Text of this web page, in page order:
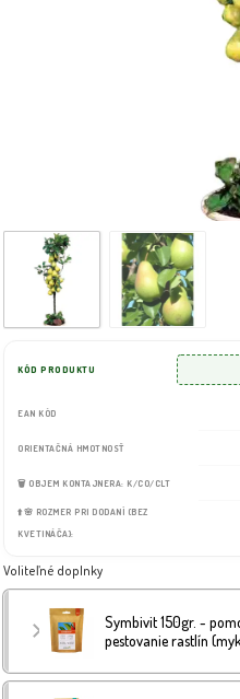
KÓD PRODUKTU
EAN KÓD
ORIENTAČNÁ HMOTNOSŤ
🗑️ OBJEM KONTAJNERA: K/CO/CLT
⬆️🌸 ROZMER PRI DODANÍ (BEZ
KVETINÁČA):
Voliteľné doplnky
Symbivit 150gr. -
pestovanie rastlín